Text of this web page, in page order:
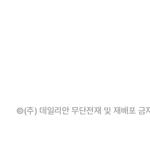
©(주) 데일리안 무단전재 및 재배포 금